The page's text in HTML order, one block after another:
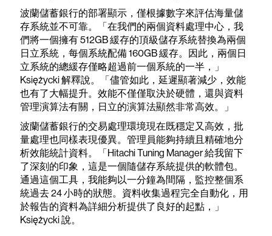
波蘭儲蓄銀行的部署顯示，僅根據數字來評估海量儲
存系統並不可靠。「在我們的兩個資料處理中心，我
們將一個擁有 512GB 緩存的頂級儲存系統替換為兩個
日立系統，每個系統配備 160GB 緩存。因此，兩個日
立系統的總緩存僅略超過前一個系統的一半，」
Księżycki 解釋說。「儘管如此，延遲顯著減少，效能
也有了大幅提升。效能不僅僅取決於硬體，還與資料
管理演算法有關，日立的演算法顯然非常高效。」
波蘭儲蓄銀行的交易處理環境現在既穩定又高效，批
量處理也同樣表現優異。管理員能夠持續且精確地分
析效能統計資料。「Hitachi Tuning Manager 給我留下
了深刻的印象，這是一個隨儲存系統提供的軟體包。
通過這個工具，我能夠以一分鐘為間隔，監控整個系
統過去 24 小時的狀態。資料收集過程完全自動化，用
於報告的資料為詳細分析提供了良好的起點，」
Księżycki 說。